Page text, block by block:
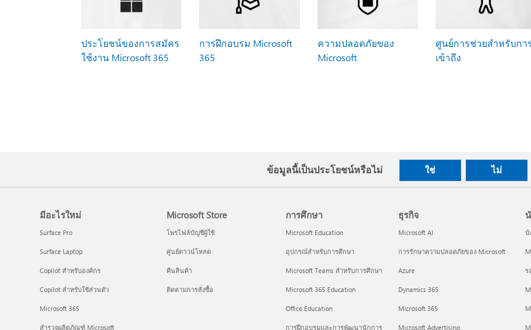
ประโยชน์ของการสมัคร
ใช้งาน Microsoft 365
การฝึกอบรม Microsoft
365
ความปลอดภัยของ
Microsoft
ศูนย์การช่วยสําหรับกา
เข้าถึง
ข้อมูลนี้เป็นประโยชน์หรือไม่ ใช่ ไม่
มีอะไรใหม่
Surface Pro
Surface Laptop
Copilot สำหรับองค์กร
Copilot สำหรับใช้ส่วนตัว
Microsoft 365
สำรวจผลิตภัณฑ์ Microsoft
Microsoft Store
โพรไฟล์บัญชีผู้ใช้
ศูนย์ดาวน์โหลด
คืนสินค้า
ติดตามการสั่งซื้อ
การศึกษา
Microsoft Education
อุปกรณ์สำหรับการศึกษา
Microsoft Teams สำหรับการศึกษา
Microsoft 365 Education
Office Education
การฝึกอบรมและการพัฒนานักการ
ธุรกิจ
Microsoft AI
การรักษาความปลอดภัยของ Microsoft
Azure
Dynamics 365
Microsoft 365
Microsoft Advertising
นั
ร